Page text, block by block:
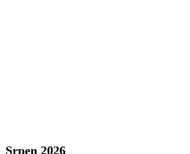
Srpen 2026